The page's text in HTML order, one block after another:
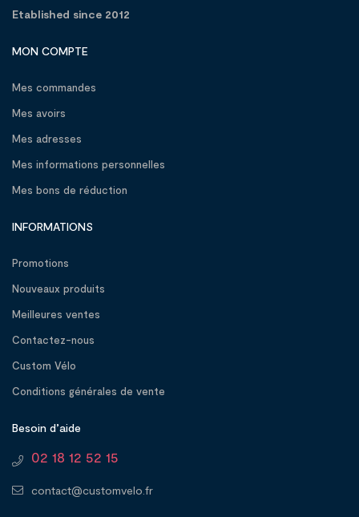
Etablished since 2012
MON COMPTE
Mes commandes
Mes avoirs
Mes adresses
Mes informations personnelles
Mes bons de réduction
INFORMATIONS
Promotions
Nouveaux produits
Meilleures ventes
Contactez-nous
Custom Vélo
Conditions générales de vente
Besoin d’aide
02 18 12 52 15
contact@customvelo.fr